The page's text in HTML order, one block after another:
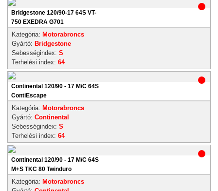
Bridgestone 120/90-17 64S VT-
750 EXEDRA G701
Kategória: Motorabroncs
Gyártó: Bridgestone
Sebességindex: S
Terhelési index: 64
Continental 120/90 - 17 M/C 64S
ContiEscape
Kategória: Motorabroncs
Gyártó: Continental
Sebességindex: S
Terhelési index: 64
Continental 120/90 - 17 M/C 64S
M+S TKC 80 Twinduro
Kategória: Motorabroncs